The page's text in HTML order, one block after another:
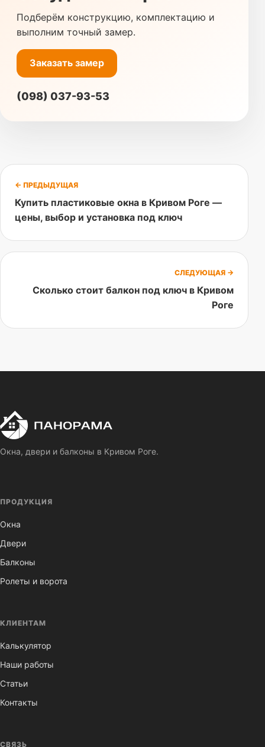
Подберём конструкцию, комплектацию и
выполним точный замер.
Заказать замер
(098) 037-93-53
← ПРЕДЫДУЩАЯ
Купить пластиковые окна в Кривом Роге —
цены, выбор и установка под ключ
СЛЕДУЮЩАЯ →
Сколько стоит балкон под ключ в Кривом
Роге
П
Панорама
Окна, двери и балконы в Кривом Роге.
ПРОДУКЦИЯ
Окна
Двери
Балконы
Ролеты и ворота
КЛИЕНТАМ
Калькулятор
Наши работы
Статьи
Контакты
СВЯЗЬ